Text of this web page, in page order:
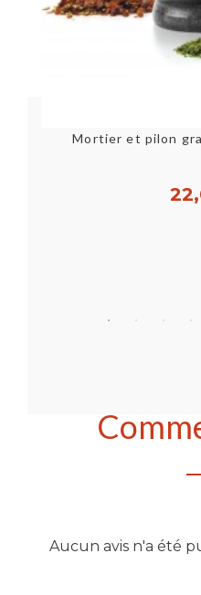
Mortier et pilon
Aucun avis n'a été